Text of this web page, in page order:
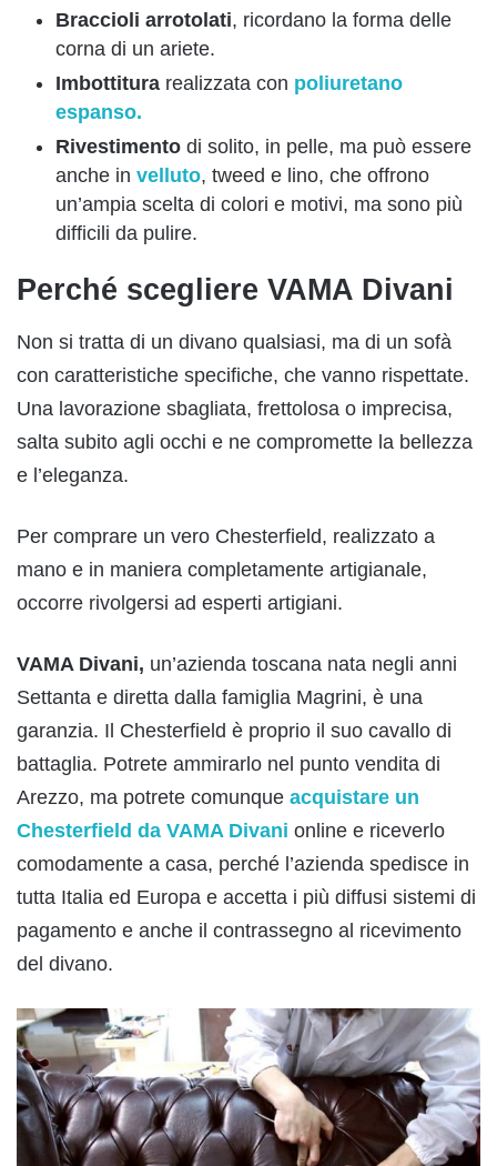
Braccioli arrotolati, ricordano la forma delle
corna di un ariete.
Imbottitura realizzata con poliuretano
espanso.
Rivestimento di solito, in pelle, ma può essere
anche in velluto, tweed e lino, che offrono
un’ampia scelta di colori e motivi, ma sono più
difficili da pulire.
Perché scegliere VAMA Divani
Non si tratta di un divano qualsiasi, ma di un sofà
con caratteristiche specifiche, che vanno rispettate.
Una lavorazione sbagliata, frettolosa o imprecisa,
salta subito agli occhi e ne compromette la bellezza
e l’eleganza.
Per comprare un vero Chesterfield, realizzato a
mano e in maniera completamente artigianale,
occorre rivolgersi ad esperti artigiani.
VAMA Divani, un’azienda toscana nata negli anni
Settanta e diretta dalla famiglia Magrini, è una
garanzia. Il Chesterfield è proprio il suo cavallo di
battaglia. Potrete ammirarlo nel punto vendita di
Arezzo, ma potrete comunque acquistare un
Chesterfield da VAMA Divani online e riceverlo
comodamente a casa, perché l’azienda spedisce in
tutta Italia ed Europa e accetta i più diffusi sistemi di
pagamento e anche il contrassegno al ricevimento
del divano.